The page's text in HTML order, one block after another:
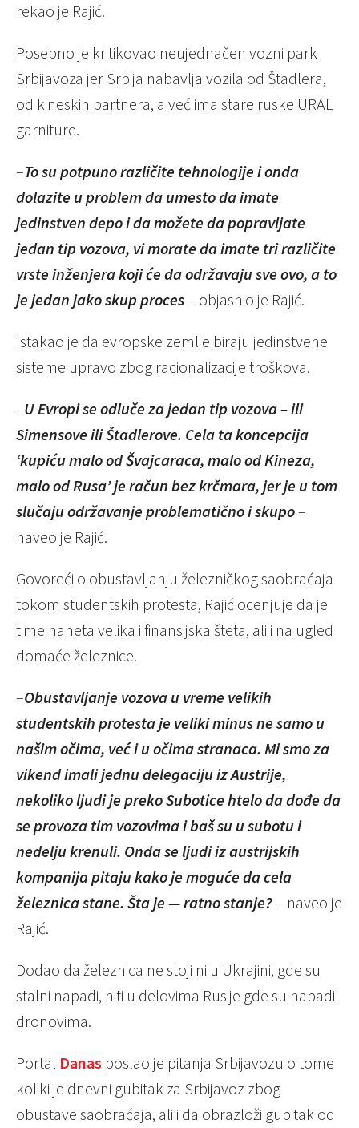
rekao je Rajić.
Posebno je kritikovao neujednačen vozni park
Srbijavoza jer Srbija nabavlja vozila od Štadlera,
od kineskih partnera, a već ima stare ruske URAL
garniture.
–To su potpuno različite tehnologije i onda
dolazite u problem da umesto da imate
jedinstven depo i da možete da popravljate
jedan tip vozova, vi morate da imate tri različite
vrste inženjera koji će da održavaju sve ovo, a to
je jedan jako skup proces– objasnio je Rajić.
Istakao je da evropske zemlje biraju jedinstvene
sisteme upravo zbog racionalizacije troškova.
–U Evropi se odluče za jedan tip vozova – ili
Simensove ili Štadlerove. Cela ta koncepcija
‘kupiću malo od Švajcaraca, malo od Kineza,
malo od Rusa’ je račun bez krčmara, jer je u tom
slučaju održavanje problematično i skupo–
naveo je Rajić.
Govoreći o obustavljanju železničkog saobraćaja
tokom studentskih protesta, Rajić ocenjuje da je
time naneta velika i finansijska šteta, ali i na ugled
domaće železnice.
–Obustavljanje vozova u vreme velikih
studentskih protesta je veliki minus ne samo u
našim očima, već i u očima stranaca. Mi smo za
vikend imali jednu delegaciju iz Austrije,
nekoliko ljudi je preko Subotice htelo da dođe da
se provoza tim vozovima i baš su u subotu i
nedelju krenuli. Onda se ljudi iz austrijskih
kompanija pitaju kako je moguće da cela
železnica stane. Šta je — ratno stanje?– naveo je
Rajić.
Dodao da železnica ne stoji ni u Ukrajini, gde su
stalni napadi, niti u delovima Rusije gde su napadi
dronovima.
Portal Danas poslao je pitanja Srbijavozu o tome
koliki je dnevni gubitak za Srbijavoz zbog
obustave saobraćaja, ali i da obrazloži gubitak od